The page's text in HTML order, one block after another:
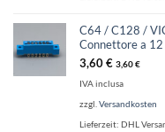
C64 / C128 /
Connettore a
3,60€ 3,60€
IVA inclusa
zzgl. Versandkosten
Lieferzeit: DHL